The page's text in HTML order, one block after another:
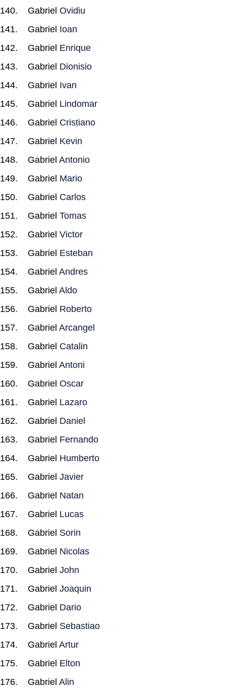
Gabriel Ovidiu
Gabriel Ioan
Gabriel Enrique
Gabriel Dionisio
Gabriel Ivan
Gabriel Lindomar
Gabriel Cristiano
Gabriel Kevin
Gabriel Antonio
Gabriel Mario
Gabriel Carlos
Gabriel Tomas
Gabriel Victor
Gabriel Esteban
Gabriel Andres
Gabriel Aldo
Gabriel Roberto
Gabriel Arcangel
Gabriel Catalin
Gabriel Antoni
Gabriel Oscar
Gabriel Lazaro
Gabriel Daniel
Gabriel Fernando
Gabriel Humberto
Gabriel Javier
Gabriel Natan
Gabriel Lucas
Gabriel Sorin
Gabriel Nicolas
Gabriel John
Gabriel Joaquin
Gabriel Dario
Gabriel Sebastiao
Gabriel Artur
Gabriel Elton
Gabriel Alin